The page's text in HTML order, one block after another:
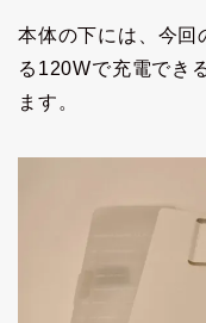
本体の下には、今回
る120Wで充電でき
ます。